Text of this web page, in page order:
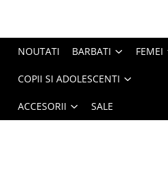
NOUTATI BARBATI FEMEI
COPII SI ADOLESCENTI
ACCESORII SALE